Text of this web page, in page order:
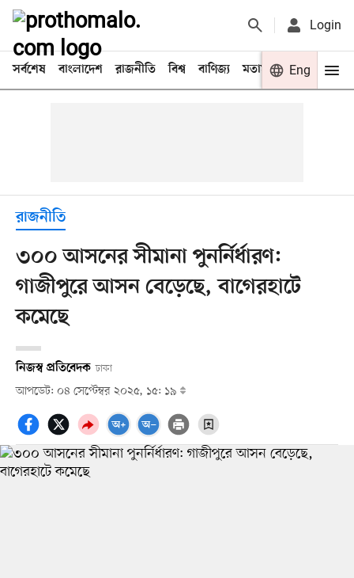
Login
সর্বশেষ বাংলাদেশ রাজনীতি বিশ্ব বাণিজ্য মতামত খেলা
Eng
রাজনীতি
৩০০ আসনের সীমানা পুনর্নির্ধারণ:
গাজীপুরে আসন বেড়েছে, বাগেরহাটে
কমেছে
নিজস্ব প্রতিবেদক ঢাকা
আপডেট: ০৪ সেপ্টেম্বর ২০২৫, ১৫: ১৯